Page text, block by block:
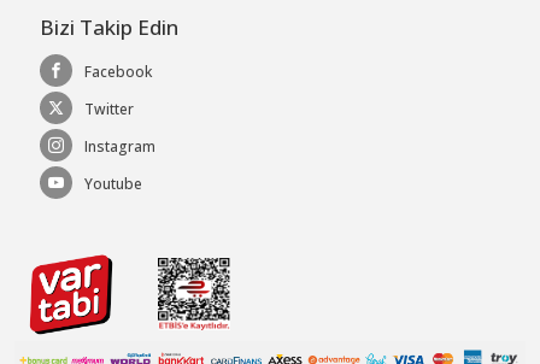
Bizi Takip Edin
Facebook
Twitter
Instagram
Youtube